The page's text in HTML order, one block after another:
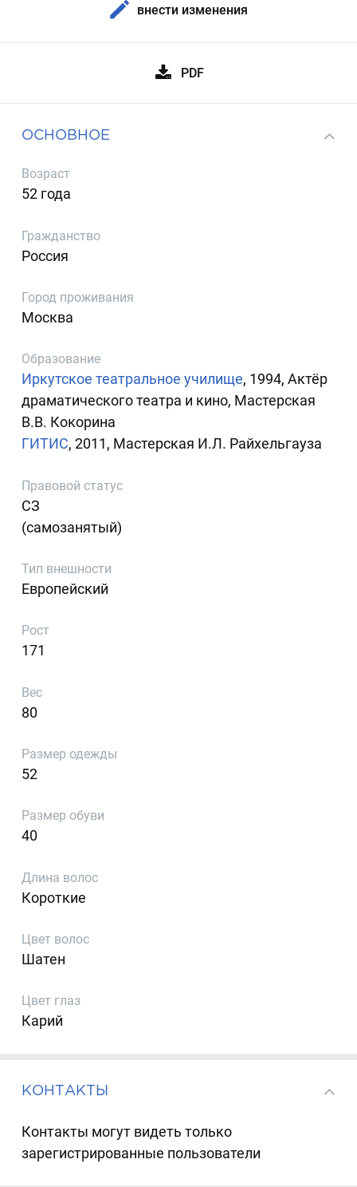
внести изменения
PDF
ОСНОВНОЕ
Возраст
52 года
Гражданство
Россия
Город проживания
Москва
Образование
Иркутское театральное училище, 1994, Актёр
драматического театра и кино, Мастерская
В.В. Кокорина
ГИТИС, 2011, Мастерская И.Л. Райхельгауза
Правовой статус
СЗ
(самозанятый)
Тип внешности
Европейский
Рост
171
Вес
80
Размер одежды
52
Размер обуви
40
Длина волос
Короткие
Цвет волос
Шатен
Цвет глаз
Карий
КОНТАКТЫ
Контакты могут видеть только
зарегистрированные пользователи